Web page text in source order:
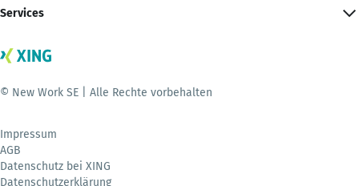
Services
© New Work SE | Alle Rechte vorbehalten
Impressum
AGB
Datenschutz bei XING
Datenschutzerklärung